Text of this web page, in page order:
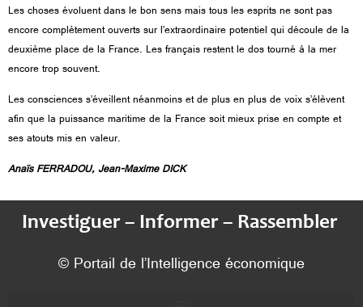
Les choses évoluent dans le bon sens mais tous les esprits ne sont pas
encore complètement ouverts sur l’extraordinaire potentiel qui découle de la
deuxième place de la France. Les français restent le dos tourné à la mer
encore trop souvent.
Les consciences s’éveillent néanmoins et de plus en plus de voix s’élèvent
afin que la puissance maritime de la France soit mieux prise en compte et
ses atouts mis en valeur.
Anaïs FERRADOU, Jean-Maxime DICK
Investiguer – Informer – Rassembler
© Portail de l’Intelligence économique